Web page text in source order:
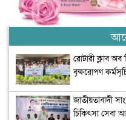
রোটারী ক্লাব অব
বৃক্ষরোপণ
জাতীয়তাবাদী
চিকিৎসা সেবা